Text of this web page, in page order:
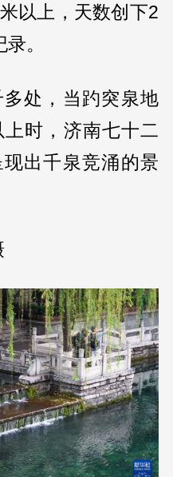
以上，天数创下2
。
处，当趵突泉地
时，济南七十二
出千泉竞涌的景